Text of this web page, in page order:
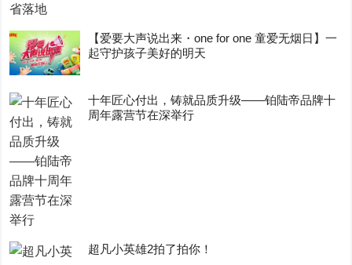
【爱要大声说出来・one for one 童爱无烟日】一
起守护孩子美好的明天
十年匠心付出，铸就品质升级——铂陆帝品牌十
周年露营节在深举行
超凡小英雄2拍了拍你！